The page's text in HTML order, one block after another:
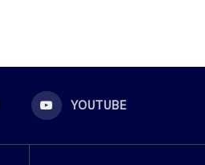
YOUTUBE